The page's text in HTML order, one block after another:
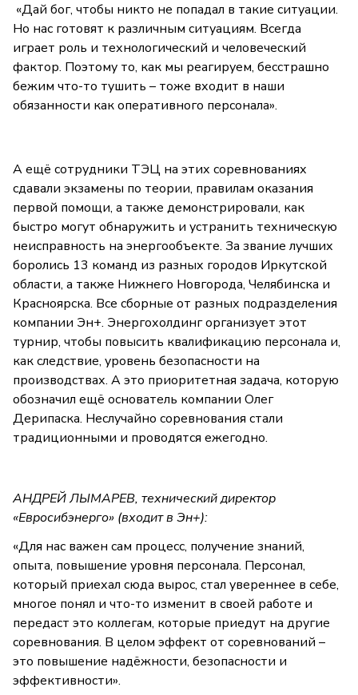
«Дай бог, чтобы никто не попадал в такие ситуации.
Но нас готовят к различным ситуациям. Всегда
играет роль и технологический и человеческий
фактор. Поэтому то, как мы реагируем, бесстрашно
бежим что-то тушить – тоже входит в наши
обязанности как оперативного персонала».
А ещё сотрудники ТЭЦ на этих соревнованиях
сдавали экзамены по теории, правилам оказания
первой помощи, а также демонстрировали, как
быстро могут обнаружить и устранить техническую
неисправность на энергообъекте. За звание лучших
боролись 13 команд из разных городов Иркутской
области, а также Нижнего Новгорода, Челябинска и
Красноярска. Все сборные от разных подразделения
компании Эн+. Энергохолдинг организует этот
турнир, чтобы повысить квалификацию персонала и,
как следствие, уровень безопасности на
производствах. А это приоритетная задача, которую
обозначил ещё основатель компании Олег
Дерипаска. Неслучайно соревнования стали
традиционными и проводятся ежегодно.
АНДРЕЙ ЛЫМАРЕВ, технический директор
«Евросибэнерго» (входит в Эн+):
«Для нас важен сам процесс, получение знаний,
опыта, повышение уровня персонала. Персонал,
который приехал сюда вырос, стал увереннее в себе,
многое понял и что-то изменит в своей работе и
передаст это коллегам, которые приедут на другие
соревнования. В целом эффект от соревнований –
это повышение надёжности, безопасности и
эффективности».